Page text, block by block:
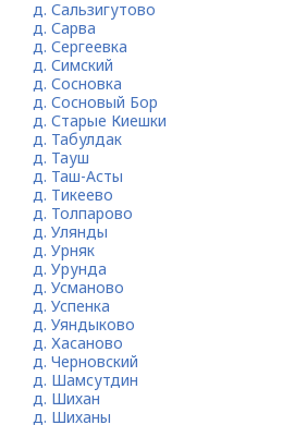
д. Сальзигутово
д. Сарва
д. Сергеевка
д. Симский
д. Сосновка
д. Сосновый Бор
д. Старые Киешки
д. Табулдак
д. Тауш
д. Таш-Асты
д. Тикеево
д. Толпарово
д. Улянды
д. Урняк
д. Урунда
д. Усманово
д. Успенка
д. Уяндыково
д. Хасаново
д. Черновский
д. Шамсутдин
д. Шихан
д. Шиханы